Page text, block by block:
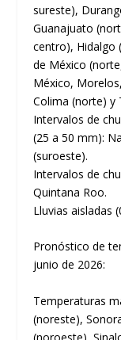
sureste),
Guanajuato
centro), Hidalgo
de México
México,
Colima (norte) y
Intervalos de
(25 a 50 mm):
(suroeste).
Intervalos de
Quintana Roo.
Lluvias aisladas
Pronóstico de
junio de 2026:
Temperaturas
(noreste),
(noroeste),